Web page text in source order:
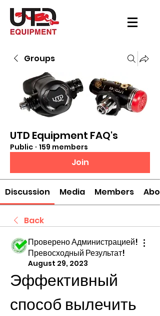
Groups
UTD Equipment FAQ's
Public · 159 members
Join
Discussion Media Members
Back
Проверено Администрацией!
Превосходный Результат!
August 29, 2023
Эффективный
способ вылечить